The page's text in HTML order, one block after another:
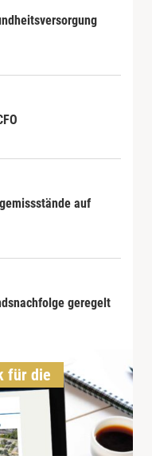
auf
geregelt
für die